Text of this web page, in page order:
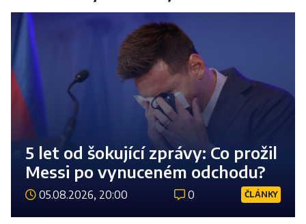
5 let od šokující zprávy: Co prožil
Messi po vynuceném odchodu?
05.08.2026, 20:00 0 ČLÁNKY